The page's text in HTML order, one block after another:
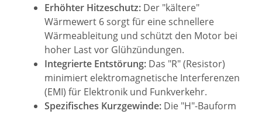
Erhöhter Hitzeschutz: Der "kältere"
Wärmewert 6 sorgt für eine schnellere
Wärmeableitung und schützt den Motor bei
hoher Last vor Glühzündungen.
Integrierte Entstörung: Das "R" (Resistor)
minimiert elektromagnetische Interferenzen
(EMI) für Elektronik und Funkverkehr.
Spezifisches Kurzgewinde: Die "H"-Bauform